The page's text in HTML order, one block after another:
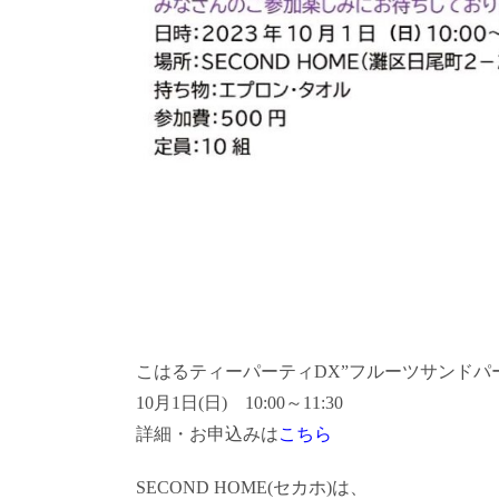
こはるティーパーティDX”フルーツサンドパ
10月1日(日) 10:00～11:30
詳細・お申込みはこちら
SECOND HOME(セカホ)は、